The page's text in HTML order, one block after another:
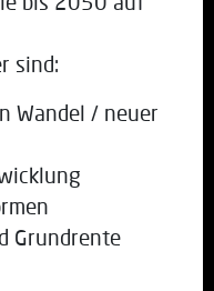
sind:
Wandel / neuer
Grundrente